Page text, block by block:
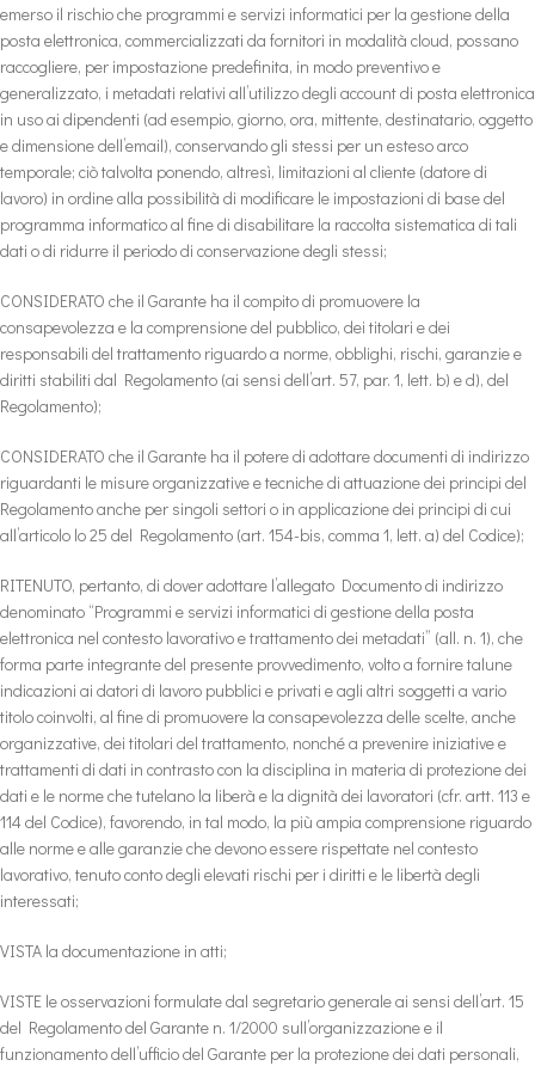
emerso il rischio che programmi e servizi informatici per la gestione della
posta elettronica, commercializzati da fornitori in modalità cloud, possano
raccogliere, per impostazione predefinita, in modo preventivo e
generalizzato, i metadati relativi all’utilizzo degli account di posta elettronica
in uso ai dipendenti (ad esempio, giorno, ora, mittente, destinatario, oggetto
e dimensione dell’email), conservando gli stessi per un esteso arco
temporale; ciò talvolta ponendo, altresì, limitazioni al cliente (datore di
lavoro) in ordine alla possibilità di modificare le impostazioni di base del
programma informatico al fine di disabilitare la raccolta sistematica di tali
dati o di ridurre il periodo di conservazione degli stessi;
CONSIDERATO che il Garante ha il compito di promuovere la
consapevolezza e la comprensione del pubblico, dei titolari e dei
responsabili del trattamento riguardo a norme, obblighi, rischi, garanzie e
diritti stabiliti dal Regolamento (ai sensi dell’art. 57, par. 1, lett. b) e d), del
Regolamento);
CONSIDERATO che il Garante ha il potere di adottare documenti di indirizzo
riguardanti le misure organizzative e tecniche di attuazione dei principi del
Regolamento anche per singoli settori o in applicazione dei principi di cui
all’articolo lo 25 del Regolamento (art. 154-bis, comma 1, lett. a) del Codice);
RITENUTO, pertanto, di dover adottare l’allegato Documento di indirizzo
denominato “Programmi e servizi informatici di gestione della posta
elettronica nel contesto lavorativo e trattamento dei metadati” (all. n. 1), che
forma parte integrante del presente provvedimento, volto a fornire talune
indicazioni ai datori di lavoro pubblici e privati e agli altri soggetti a vario
titolo coinvolti, al fine di promuovere la consapevolezza delle scelte, anche
organizzative, dei titolari del trattamento, nonché a prevenire iniziative e
trattamenti di dati in contrasto con la disciplina in materia di protezione dei
dati e le norme che tutelano la liberà e la dignità dei lavoratori (cfr. artt. 113 e
114 del Codice), favorendo, in tal modo, la più ampia comprensione riguardo
alle norme e alle garanzie che devono essere rispettate nel contesto
lavorativo, tenuto conto degli elevati rischi per i diritti e le libertà degli
interessati;
VISTA la documentazione in atti;
VISTE le osservazioni formulate dal segretario generale ai sensi dell’art. 15
del Regolamento del Garante n. 1/2000 sull’organizzazione e il
funzionamento dell’ufficio del Garante per la protezione dei dati personali,